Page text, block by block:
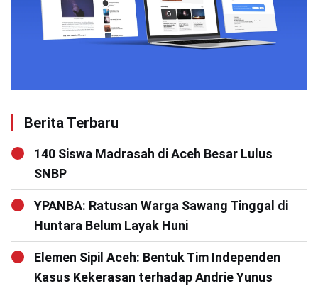
Berita Terbaru
140 Siswa Madrasah di Aceh Besar Lulus
SNBP
YPANBA: Ratusan Warga Sawang Tinggal di
Huntara Belum Layak Huni
Elemen Sipil Aceh: Bentuk Tim Independen
Kasus Kekerasan terhadap Andrie Yunus